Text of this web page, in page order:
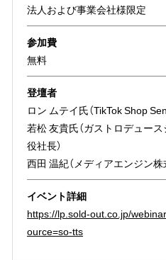
法人および事業会社様限定
参加費
無料
登壇者
ロン ムテイ氏（TikTok Shop
若松 友貴氏（ガストロデュー
役社長）
西田 温紀（メディアエンジン株
イベント詳細
https://lp.sold-out.co.jp/
ource=so-tts